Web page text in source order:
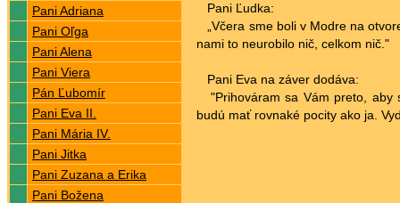
Pani Adriana
Pani Oľga
Pani Alena
Pani Viera
Pán Ľubomír
Pani Eva II.
Pani Mária IV.
Pani Jitka
Pani Zuzana a Erika
Pani Božena
Pani Ľudka:
„Včera sme boli v Modre na
nami to neurobilo nič, celkom nič."
Pani Eva na záver dodáva:
"Prihováram sa Vám preto, aby
budú mať rovnaké pocity ako ja.